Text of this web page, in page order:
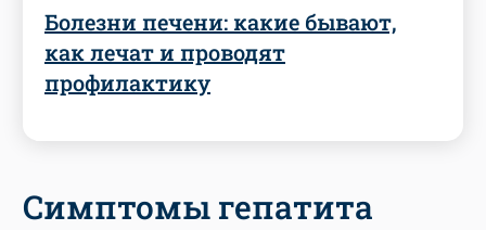
Болезни печени: какие бывают,
как лечат и проводят
профилактику
Симптомы гепатита